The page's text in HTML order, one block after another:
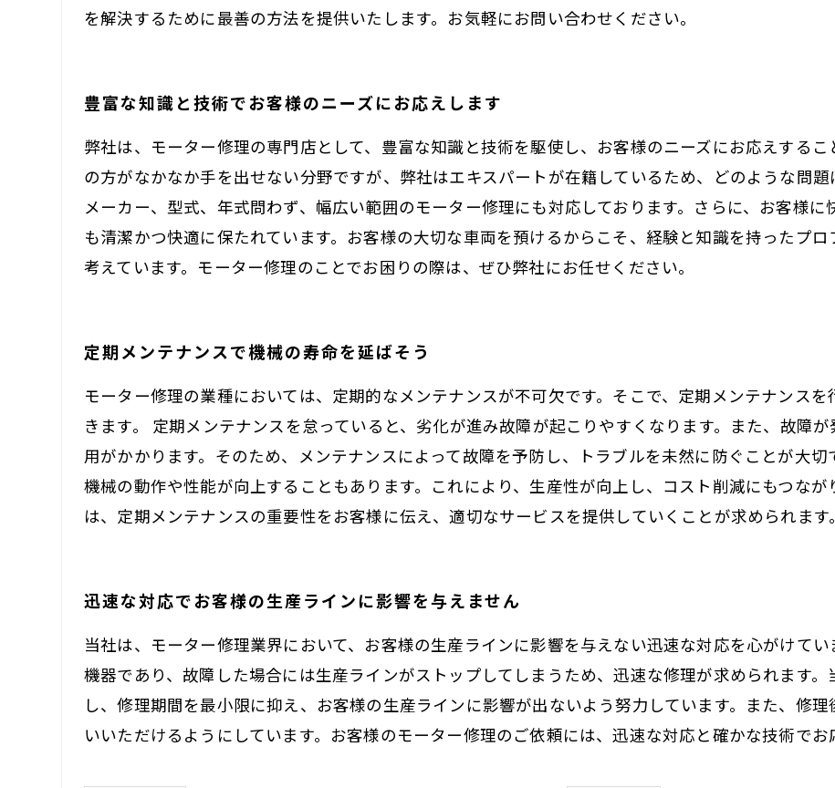
を解決するために最善の方法を提供いたします。お気軽にお問い合わせください。
豊富な知識と技術でお客様のニーズにお応えします
弊社は、モーター修理の専門店として、豊富な知識と技術を駆使し、お客様のニーズにお応えする
の方がなかなか手を出せない分野ですが、弊社はエキスパートが在籍しているため、どのような問
メーカー、型式、年式問わず、幅広い範囲のモーター修理にも対応しております。さらに、お客様
も清潔かつ快適に保たれています。お客様の大切な車両を預けるからこそ、経験と知識を持ったプ
考えています。モーター修理のことでお困りの際は、ぜひ弊社にお任せください。
定期メンテナンスで機械の寿命を延ばそう
モーター修理の業種においては、定期的なメンテナンスが不可欠です。そこで、定期メンテナンス
きます。 定期メンテナンスを怠っていると、劣化が進み故障が起こりやすくなります。また、故障
用がかかります。そのため、メンテナンスによって故障を予防し、トラブルを未然に防ぐことが大切
機械の動作や性能が向上することもあります。これにより、生産性が向上し、コスト削減にもつな
は、定期メンテナンスの重要性をお客様に伝え、適切なサービスを提供していくことが求められます。
迅速な対応でお客様の生産ラインに影響を与えません
当社は、モーター修理業界において、お客様の生産ラインに影響を与えない迅速な対応を心がけて
機器であり、故障した場合には生産ラインがストップしてしまうため、迅速な修理が求められます
し、修理期間を最小限に抑え、お客様の生産ラインに影響が出ないよう努力しています。また、修
いいただけるようにしています。お客様のモーター修理のご依頼には、迅速な対応と確かな技術でお